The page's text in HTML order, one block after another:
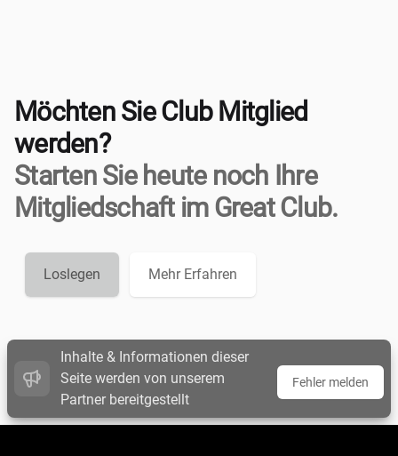
Möchten Sie Club Mitglied
werden?
Starten Sie heute noch Ihre
Mitgliedschaft im Great Club.
Loslegen Mehr Erfahren
Inhalte & Informationen dieser
Seite werden von unserem
Partner bereitgestellt
Fehler melden